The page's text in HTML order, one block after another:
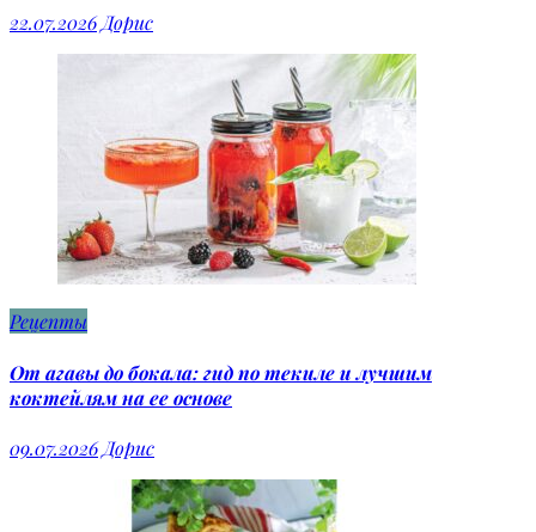
22.07.2026Дорис
Рецепты
От агавы до бокала: гид по текиле и лучшим
коктейлям на ее основе
09.07.2026 Дорис